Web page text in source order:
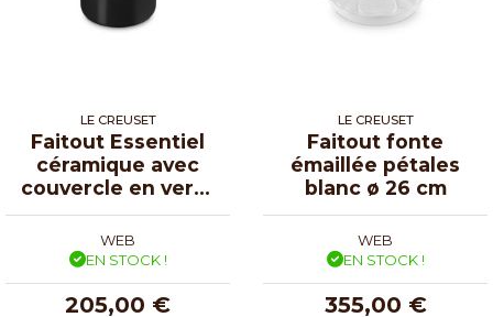
LE CREUSET
Faitout Essentiel
céramique avec
couvercle en verre
ø 24 cm
WEB
EN STOCK !
205,00 €
LE CREUSET
Faitout fonte
émaillée pétales
blanc ø 26 cm
WEB
EN STOCK !
355,00 €